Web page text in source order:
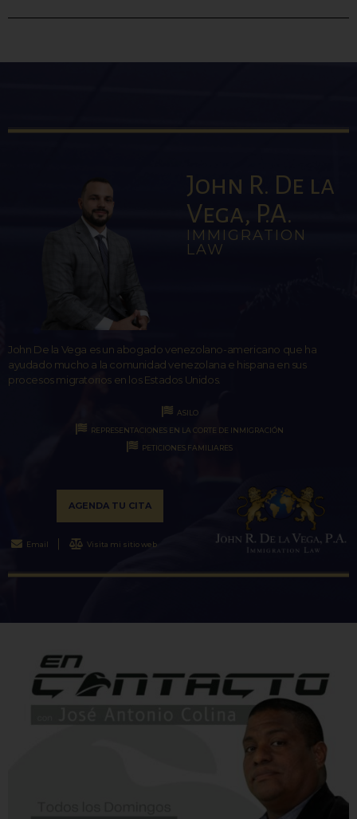
John R. De la
Vega, P.A.
IMMIGRATION
LAW
John De la Vega es un abogado venezolano-americano que ha
ayudado mucho a la comunidad venezolana e hispana en sus
procesos migratorios en los Estados Unidos.
ASILO
REPRESENTACIONES EN LA CORTE DE INMIGRACIÓN
PETICIONES FAMILIARES
AGENDA TU CITA
Email Visita mi sitio web